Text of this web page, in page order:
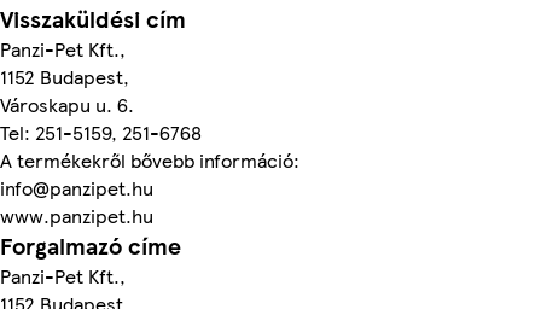
Visszaküldési cím
Panzi-Pet Kft.,
1152 Budapest,
Városkapu u. 6.
Tel: 251-5159, 251-6768
A termékekről bővebb információ:
info@panzipet.hu
www.panzipet.hu
Forgalmazó címe
Panzi-Pet Kft.,
1152 Budapest,